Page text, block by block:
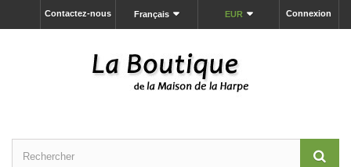
Connexion
EUR
Français
Contactez-nous